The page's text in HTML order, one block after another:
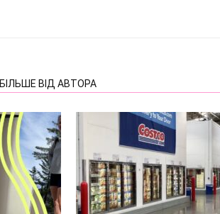
БІЛЬШЕ ВІД АВТОРА